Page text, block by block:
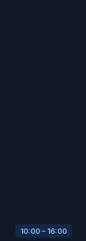
10:00 – 16:00